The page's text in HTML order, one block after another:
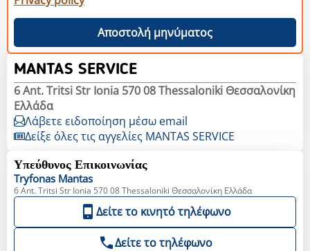
Αποστολή μηνύματος
MANTAS SERVICE
6 Ant. Tritsi Str Ionia 570 08 Thessaloniki Θεσσαλονίκη
Ελλάδα
Λάβετε ειδοποίηση μέσω email
Δείξε όλες τις αγγελίες MANTAS SERVICE
Υπεύθυνος Επικοινωνίας
Tryfonas Mantas
6 Ant. Tritsi Str Ionia 570 08 Thessaloniki Θεσσαλονίκη Ελλάδα
Δείτε το κινητό τηλέφωνο
Δείτε το τηλέφωνο